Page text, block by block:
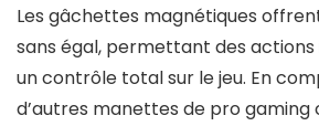
Les gâchettes magnétiques
sans égal, permettant des
un contrôle total sur le jeu. En
d’autres manettes de pro gaming